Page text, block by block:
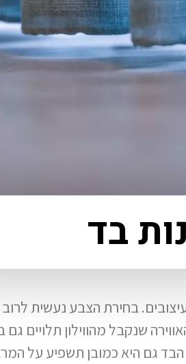
בד
בחירת הצבע נעשית
שנקבל מהווילון
גם היא כמובן תשפיע על